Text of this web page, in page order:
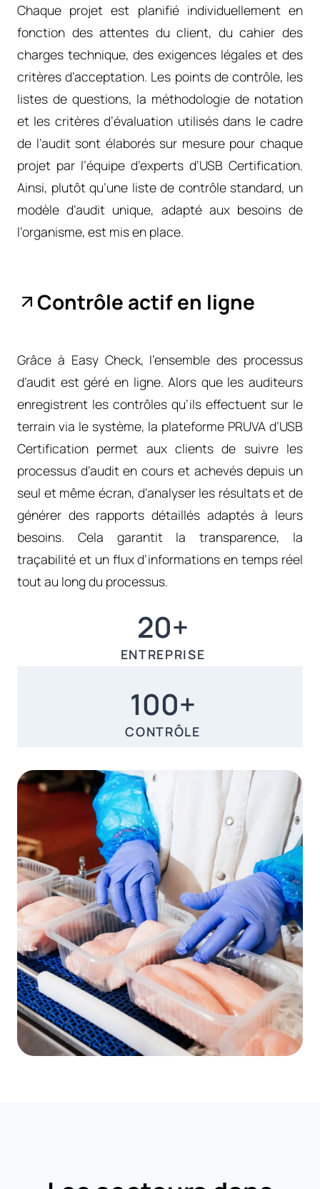
Chaque projet est planifié individuellement en
fonction des attentes du client, du cahier des
charges technique, des exigences légales et des
critères d’acceptation. Les points de contrôle, les
listes de questions, la méthodologie de notation
et les critères d’évaluation utilisés dans le cadre
de l’audit sont élaborés sur mesure pour chaque
projet par l’équipe d’experts d’USB Certification.
Ainsi, plutôt qu’une liste de contrôle standard, un
modèle d’audit unique, adapté aux besoins de
l’organisme, est mis en place.
Contrôle actif en ligne
Grâce à Easy Check, l’ensemble des processus
d’audit est géré en ligne. Alors que les auditeurs
enregistrent les contrôles qu’ils effectuent sur le
terrain via le système, la plateforme PRUVA d’USB
Certification permet aux clients de suivre les
processus d’audit en cours et achevés depuis un
seul et même écran, d’analyser les résultats et de
générer des rapports détaillés adaptés à leurs
besoins. Cela garantit la transparence, la
traçabilité et un flux d’informations en temps réel
tout au long du processus.
20+
ENTREPRISE
100+
CONTRÔLE